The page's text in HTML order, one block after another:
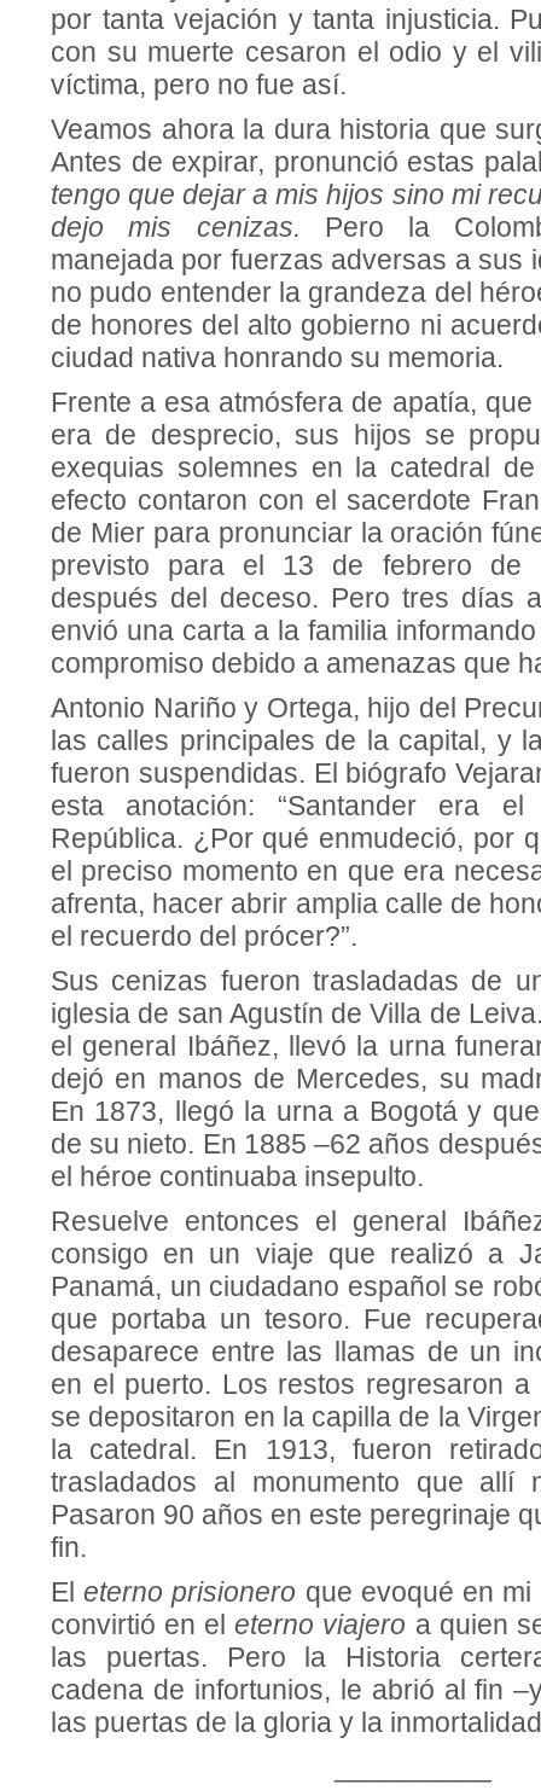
por tanta vejación y tanta injusticia.
con su muerte cesaron el odio y el
víctima, pero no fue así.
Veamos ahora la dura historia que
Antes de expirar, pronunció estas
tengo que dejar a mis hijos sino mi
dejo mis cenizas. Pero la
manejada por fuerzas adversas a sus
no pudo entender la grandeza del
de honores del alto gobierno ni
ciudad nativa honrando su memoria.
Frente a esa atmósfera de apatía,
era de desprecio, sus hijos se
exequias solemnes en la catedral
efecto contaron con el sacerdote
de Mier para pronunciar la oración
previsto para el 13 de febrero de
después del deceso. Pero tres días
envió una carta a la familia
compromiso debido a amenazas que
Antonio Nariño y Ortega, hijo del
las calles principales de la capital, y
fueron suspendidas. El biógrafo
esta anotación: “Santander era
República. ¿Por qué enmudeció, por
el preciso momento en que era
afrenta, hacer abrir amplia calle de
el recuerdo del prócer?”.
Sus cenizas fueron trasladadas de
iglesia de san Agustín de Villa de
el general Ibáñez, llevó la urna
dejó en manos de Mercedes, su
En 1873, llegó la urna a Bogotá y
de su nieto. En 1885 –62 años
el héroe continuaba insepulto.
Resuelve entonces el general
consigo en un viaje que realizó a
Panamá, un ciudadano español se
que portaba un tesoro. Fue
desaparece entre las llamas de un
en el puerto. Los restos regresaron
se depositaron en la capilla de la
la catedral. En 1913, fueron
trasladados al monumento que allí
Pasaron 90 años en este peregrinaje
fin.
Eleterno prisionero que evoqué en
convirtió en eleterno viajero a quien
las puertas. Pero la Historia
cadena de infortunios, le abrió al fin
las puertas de la gloria y la